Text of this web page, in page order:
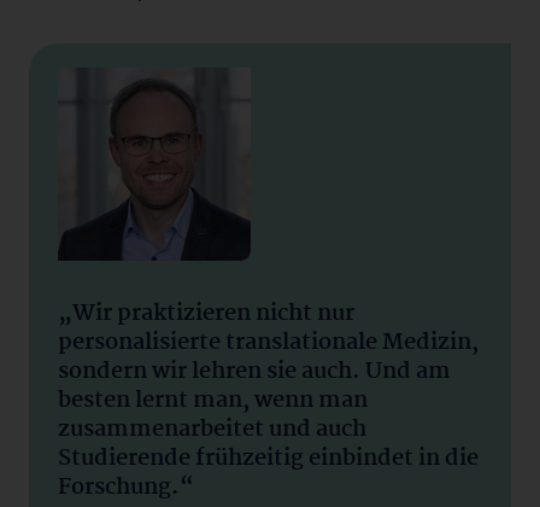
„Wir praktizieren nicht nur
personalisierte translationale Medizin,
sondern wir lehren sie auch. Und am
besten lernt man, wenn man
zusammenarbeitet und auch
Studierende frühzeitig einbindet in die
Forschung.“